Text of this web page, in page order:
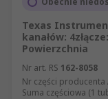
Texas
kanałów:
Powierzchnia
Nr art. RS 162-8058
Nr części producenta
Suma częściowa (1